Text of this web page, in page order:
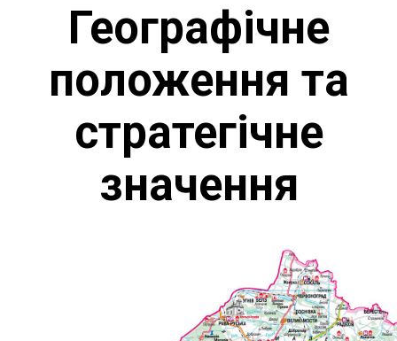
Географічне
положення та
стратегічне
значення